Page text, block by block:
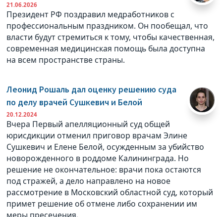
21.06.2026
Президент РФ поздравил медработников с
профессиональным праздником. Он пообещал, что
власти будут стремиться к тому, чтобы качественная,
современная медицинская помощь была доступна
на всем пространстве страны.
Леонид Рошаль дал оценку решению суда
по делу врачей Сушкевич и Белой
20.12.2024
Вчера Первый апелляционный суд общей
юрисдикции отменил приговор врачам Элине
Сушкевич и Елене Белой, осужденным за убийство
новорожденного в роддоме Калининграда. Но
решение не окончательное: врачи пока остаются
под стражей, а дело направлено на новое
рассмотрение в Московский областной суд, который
примет решение об отмене либо сохранении им